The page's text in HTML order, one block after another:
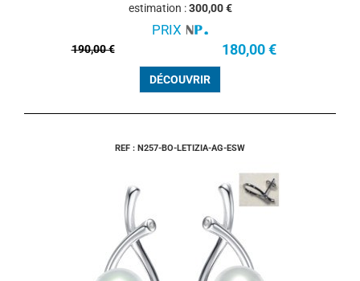
estimation :300,00 €
PRIX
190,00 € 180,00 €
DÉCOUVRIR
REF : N257-BO-LETIZIA-AG-ESW